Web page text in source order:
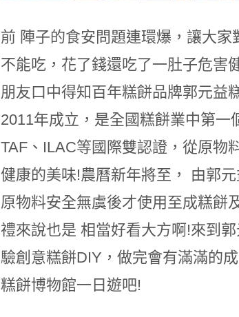
前 陣子的食安問題連環爆，讓大
不能吃，花了錢還吃了一肚子危害
朋友口中得知百年糕餅品牌郭元益
2011年成立，是全國糕餅業中第
TAF、ILAC等國際雙認證，從原物
健康的美味!農曆新年將至， 由郭
原物料安全無虞後才使用至成糕餅
禮來說也是 相當好看大方啊!來到
驗創意糕餅DIY，做完會有滿滿的
糕餅博物館一日遊吧!